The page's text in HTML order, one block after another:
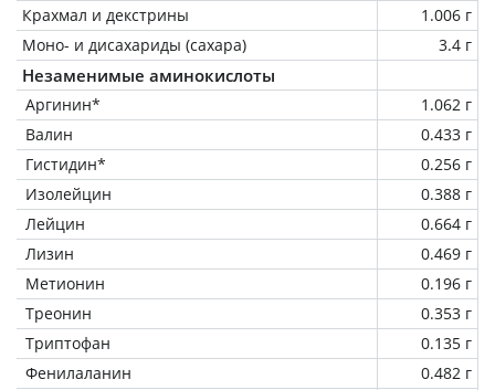
Крахмал и декстрины
1.006 г
Моно- и дисахариды (сахара)
3.4 г
Незаменимые аминокислоты
Аргинин*
1.062 г
Валин
0.433 г
Гистидин*
0.256 г
Изолейцин
0.388 г
Лейцин
0.664 г
Лизин
0.469 г
Метионин
0.196 г
Треонин
0.353 г
Триптофан
0.135 г
Фенилаланин
0.482 г